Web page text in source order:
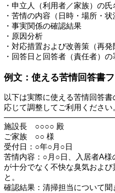
・申立人（利用者／家族）の
・苦情の内容（日時・場所・状
・事実関係の確認結果
・原因分析
・対応措置および改善策（再発
・回答日と回答者（責任者）
例文：使える苦情回答書
以下は実際に使える苦情回答
応じて調整してご利用ください
施設長 ○○○○ 殿
ご家族 ○○ 様
受付日：○年○月○日
苦情内容：○月○日、入居者A様
が十分でなく不快な臭気およ
と。
確認結果：清掃担当について